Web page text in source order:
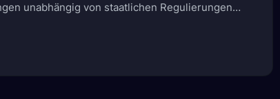
unabhängig von staatlichen Regulierungen
und wird […]